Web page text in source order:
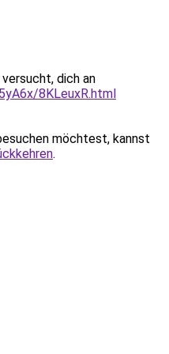
dich an
8KLeuxR.html
möchtest, kannst
.